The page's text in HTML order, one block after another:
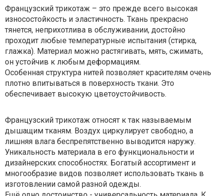
Французский трикотаж – это прежде всего высокая
износостойкость и эластичность. Ткань прекрасно
тянется, неприхотлива в обслуживании, достойно
проходит любые температурные испытания (стирка,
глажка). Материал можно растягивать, мять, сжимать,
он устойчив к любым деформациям.
Особенная структура нитей позволяет красителям очень
плотно впитываться в поверхность ткани. Это
обеспечивает высокую цветоустойчивость.
Французский трикотаж относят к так называемым
дышащим тканям. Воздух циркулирует свободно, а
лишняя влага беспрепятственно выводится наружу.
Уникальность материала в его функциональности и
дизайнерских способностях. Богатый ассортимент и
многообразие видов позволяет использовать ткань в
изготовлении самой разной одежды.